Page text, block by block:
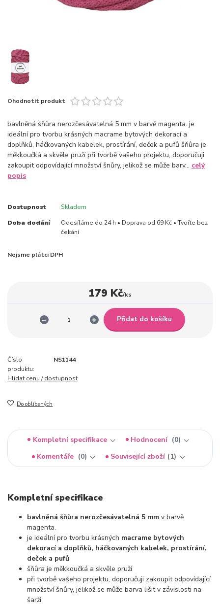
Ohodnotit produkt
bavlněná šňůra nerozčesávatelná 5 mm v barvě magenta. je
ideální pro tvorbu krásných macrame bytových dekorací a
doplňků, háčkovaných kabelek, prostírání, deček a pufů šňůra je
měkkoučká a skvěle pruží při tvorbě vašeho projektu, doporučuji
zakoupit odpovídající množství šnůry, jelikož se může barv... celý
popis
Dostupnost Skladem
Doba dodání
Odesíláme do 24 h • Doprava od 69 Kč • Tvořte bez
čekání
Nejsme plátci DPH
179 Kč/ks
Přidat do košíku
Číslo
produktu:
NS1144
Hlídat cenu / dostupnost
Do oblíbených
Kompletní specifikace Hodnocení
0
Komentáře
0 Související zboží 1
Kompletní specifikace
bavlněná šňůra nerozčesávatelná 5 mm v barvě
magenta.
je ideální pro tvorbu krásných macrame bytových
dekorací a doplňků, háčkovaných kabelek, prostírání,
deček a pufů
šňůra je měkkoučká a skvěle pruží
při tvorbě vašeho projektu, doporučuji zakoupit odpovídající
množství šnůry, jelikož se může barva lišit v závislosti na
šarži